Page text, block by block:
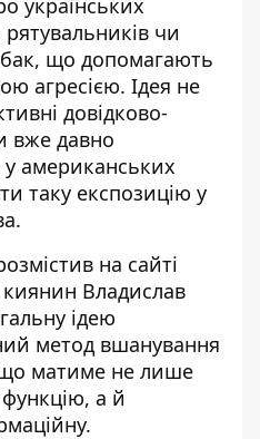
українських
чи
що допомагають
агресією. Ідея не
довідково-
вже давно
американських
таку експозицію у
на сайті
киянин Владислав
ідею
метод вшанування
що матиме не лише
а й